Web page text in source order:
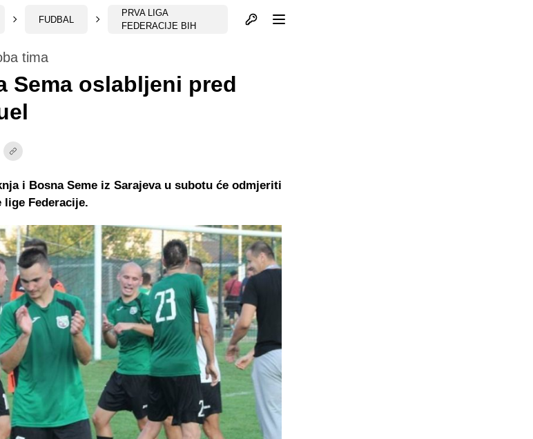
FUDBAL
PRVA LIGA
FEDERACIJE BIH
Otvori profil
tima
Sema oslabljeni pred
i Bosna Seme iz Sarajeva u subotu će odmjeriti
lige Federacije.